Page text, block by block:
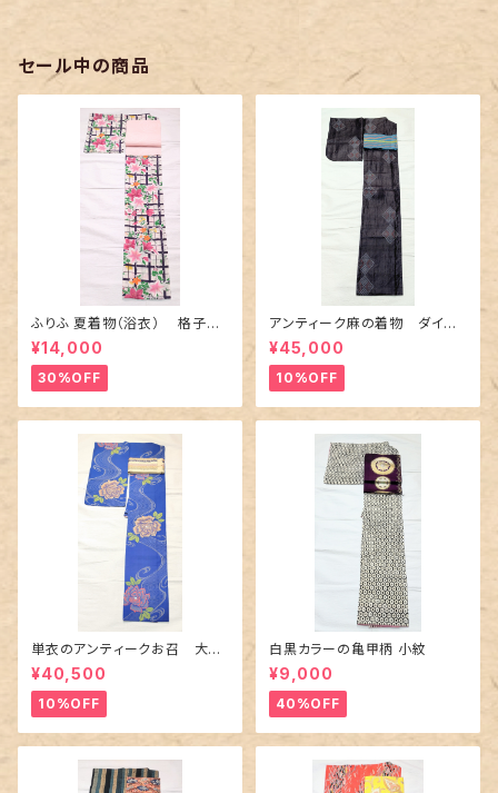
セール中の商品
ふりふ 夏着物（浴衣） 格子に
百合や秋草花
¥14,000
30%OFF
アンティーク麻の着物 ダイヤ
に市松柄の上布
¥45,000
10%OFF
単衣のアンティークお召 大輪
の薔薇柄柄
¥40,500
10%OFF
白黒カラーの亀甲柄 小紋
¥9,000
40%OFF